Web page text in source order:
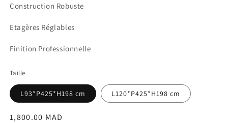
Construction Robuste
Etagères Réglables
Finition Professionnelle
Taille
L93*P425*H198 cm L120*P425*H198 cm
Prix
1,800.00 MAD